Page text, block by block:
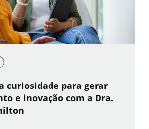
curiosidade para gerar
e inovação com a Dra.